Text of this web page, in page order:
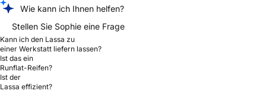
Wie kann ich Ihnen helfen?
Stellen Sie Sophie eine Frage
Kann ich den Lassa zu
einer Werkstatt liefern lassen?
Ist das ein
Runflat-Reifen?
Ist der
Lassa effizient?